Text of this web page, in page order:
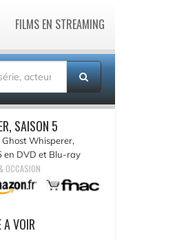
FILMS EN STREAMING
SAISON 5
Whisperer,
en DVD et Blu-ray
OCCASION
A VOIR